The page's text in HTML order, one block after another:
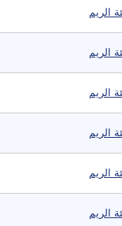
الريم
الريم
الريم
الريم
الريم
الريم